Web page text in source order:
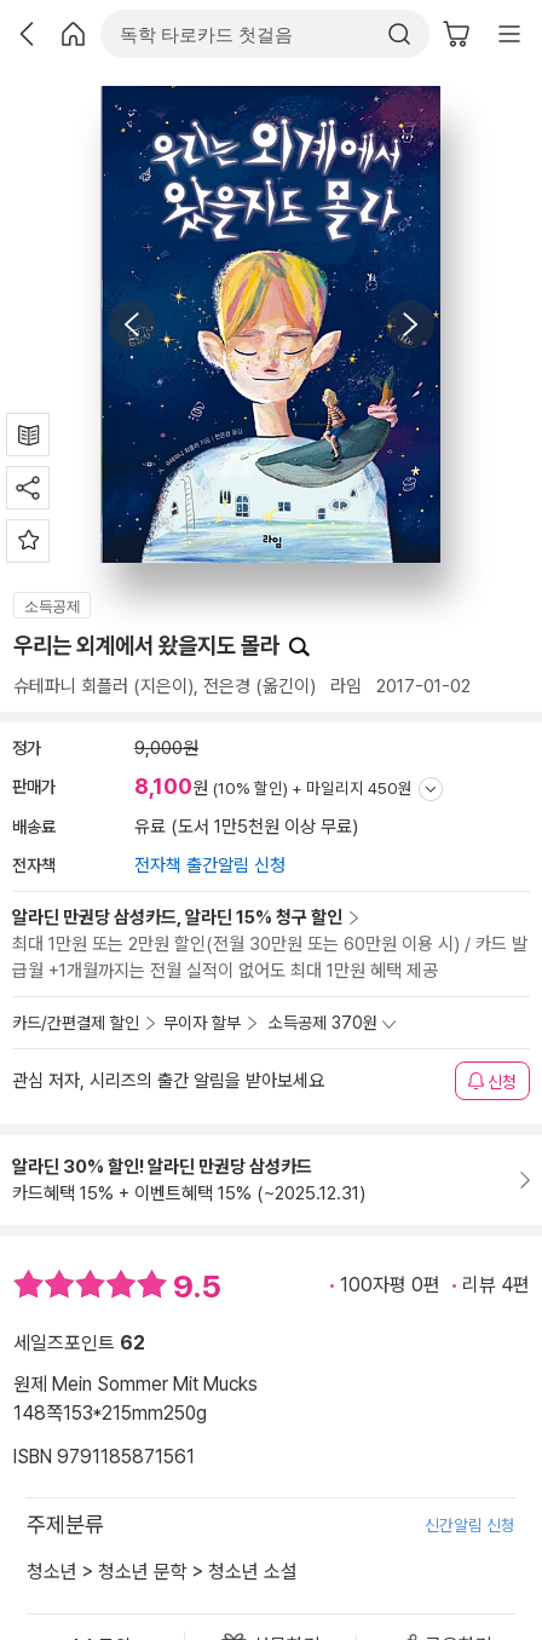
소득공제
우리는 외계에서 왔을지도 몰라
슈테파니 회플러 (지은이), 전은경 (옮긴이) 라임 2017-01-02
정가 9,000원
판매가 8,100원 (10% 할인) + 마일리지 450원
배송료 유료 (도서 1만5천원 이상 무료)
전자책 전자책 출간알림 신청
알라딘 만권당 삼성카드, 알라딘 15% 청구 할인
최대 1만원 또는 2만원 할인(전월 30만원 또는 60만원 이용 시) / 카드 발
급월 +1개월까지는 전월 실적이 없어도 최대 1만원 혜택 제공
카드/간편결제 할인 무이자 할부 소득공제 370원
관심 저자, 시리즈의 출간 알림을 받아보세요 신청
알라딘 30% 할인! 알라딘 만권당 삼성카드
카드혜택 15% + 이벤트혜택 15% (~2025.12.31)
9.5 100자평 0편 리뷰 4편
세일즈포인트 62
원제 Mein Sommer Mit Mucks
148쪽153*215mm250g
ISBN 9791185871561
주제분류 신간알림 신청
청소년 > 청소년 문학 > 청소년 소설